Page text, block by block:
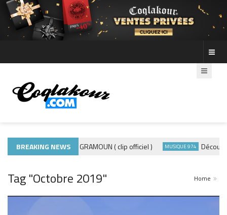
BREAKING NEWS
974 ADE440 – GRAMOUN ( clip officiel ) MUSIQUE 974 Découvre les
Tag "Octobre 2019" Home